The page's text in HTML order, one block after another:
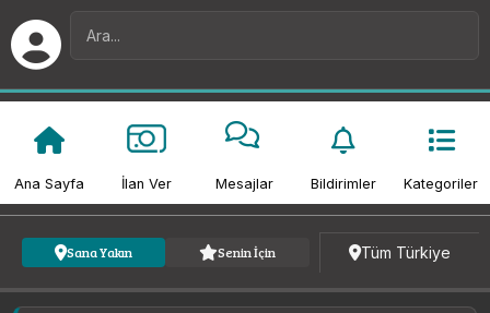
Ana Sayfa İlan Ver Mesajlar Bildirimler Kategoriler
Sana Yakın Senin İçin Tüm Türkiye